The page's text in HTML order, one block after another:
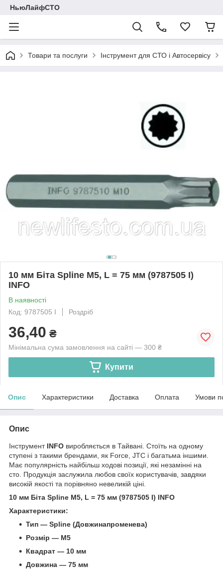
НьюЛайфСТО
Товари та послуги Інструмент для СТО і Автосервісу
10 мм Біта Spline M5, L = 75 мм (9787505 I)
INFO
В наявності
Код: 9787505 I
Роздріб
36,40 ₴
Мінімальна сума замовлення на сайті — 300 ₴
Купити
Опис Характеристики Доставка Оплата Умови
Опис
ІнструментINFO виробляється в Тайвані. Стоїть на одному
ступені з такими брендами, як Force, JTC і багатьма іншими.
Має популярність найбільш ходові позиції, які незамінні на
сто. Продукція заслужила любов своїх користувачів, завдяки
високій якості та порівняно невеликій ціні.
10 мм Біта Spline M5, L = 75 мм (9787505 I) INFO
Характеристики:
Тип — Spline (Довжинапроменева)
Розмір — M5
Квадрат — 10 мм
Довжина — 75 мм